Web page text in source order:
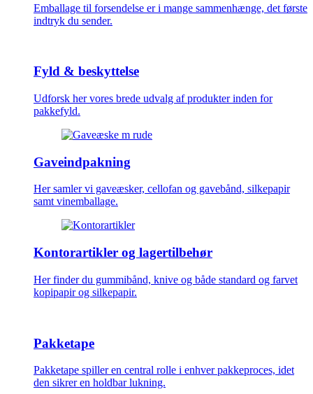
Emballage til forsendelse er i mange sammenhænge, det første
indtryk du sender.
Fyld & beskyttelse
Udforsk her vores brede udvalg af produkter inden for
pakkefyld.
Gaveindpakning
Her samler vi gaveæsker, cellofan og gavebånd, silkepapir
samt vinemballage.
Kontorartikler og lagertilbehør
Her finder du gummibånd, knive og både standard og farvet
kopipapir og silkepapir.
Pakketape
Pakketape spiller en central rolle i enhver pakkeproces, idet
den sikrer en holdbar lukning.